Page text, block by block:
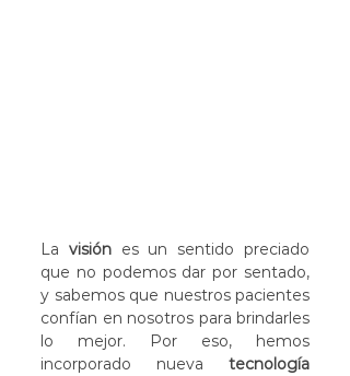
La visión es un sentido preciado
que no podemos dar por sentado,
y sabemos que nuestros pacientes
confían en nosotros para brindarles
lo mejor. Por eso, hemos
incorporado nueva tecnología